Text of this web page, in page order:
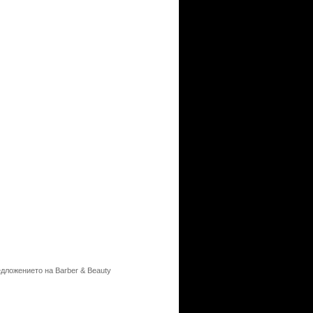
на Barber & Beauty